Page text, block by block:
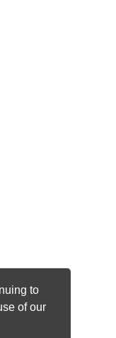
to
of our